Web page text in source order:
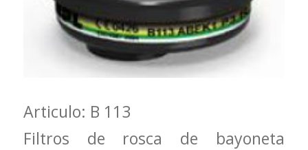
Articulo: B 113
Filtros de rosca de bayoneta